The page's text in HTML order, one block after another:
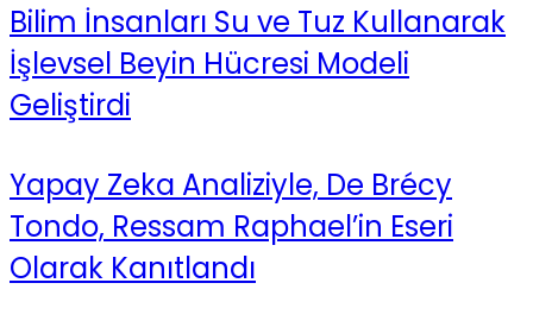
Bilim İnsanları Su ve Tuz Kullanarak
İşlevsel Beyin Hücresi Modeli
Geliştirdi
Yapay Zeka Analiziyle, De Brécy
Tondo, Ressam Raphael’in Eseri
Olarak Kanıtlandı